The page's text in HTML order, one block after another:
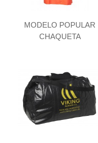
MODELO POPULAR
CHAQUETA